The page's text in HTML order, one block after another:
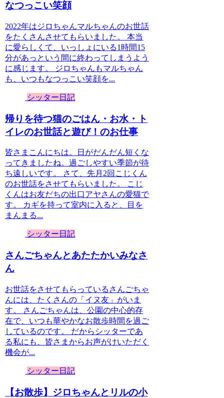
なつっこい笑顔
2022年はジロちゃんマルちゃんのお世話
をたくさんさせてもらいました。 本当
に愛らしくて、いっしょにいる1時間15
分があっという間に終わってしまうよう
に感じます。 ジロちゃんもマルちゃん
も、いつもなつっこい笑顔を...
シッター日記
帰りを待つ猫のごはん・お水・ト
イレのお世話と遊び！のお仕事
皆さまこんにちは。日がだんだん短くな
ってきましたね。過ごしやすい季節が待
ち遠しいです。 さて、先月2回こじくん
のお世話をさせてもらいました。 こじ
くんはお友だちの出口アヤさんの愛猫で
す。 カギを持って室内に入ると、目を
まんまる...
シッター日記
さんごちゃんとあたたかいみなさ
ん
お世話をさせてもらっているさんごちゃ
んには、たくさんの「イヌ友」がいま
す。 さんごちゃんは、公園の中心的存
在で、いつも華やかなお散歩時間を過ご
しているのです。 だからシッターであ
る私にも、皆さまからお声がけいただく
機会が...
シッター日記
【お散歩】ジロちゃんとリルの小